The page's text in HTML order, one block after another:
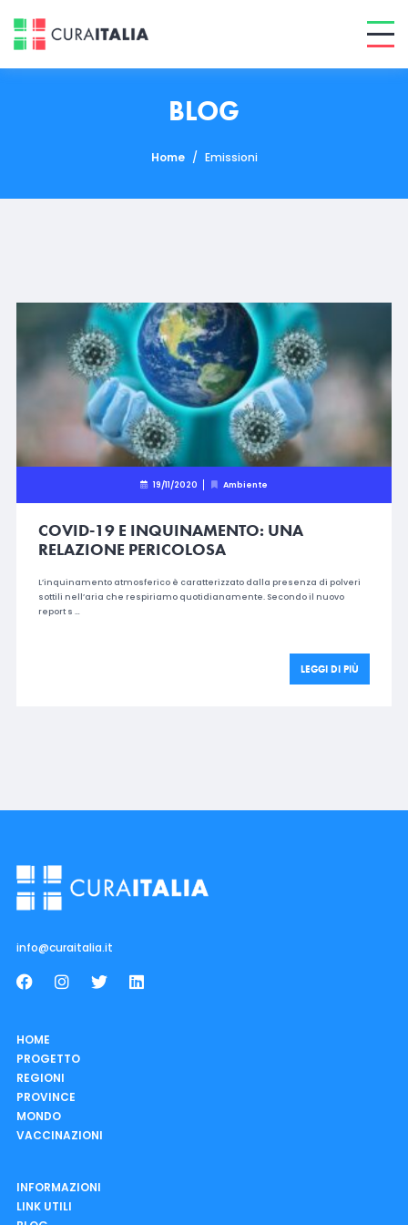
BLOG
Home / Emissioni
19/11/2020 Ambiente
COVID-19 E INQUINAMENTO: UNA
RELAZIONE PERICOLOSA
L’inquinamento atmosferico è caratterizzato dalla presenza di polveri
sottili nell’aria che respiriamo quotidianamente. Secondo il nuovo
report s …
LEGGI DI PIÙ
info@curaitalia.it
HOME
PROGETTO
REGIONI
PROVINCE
MONDO
VACCINAZIONI
INFORMAZIONI
LINK UTILI